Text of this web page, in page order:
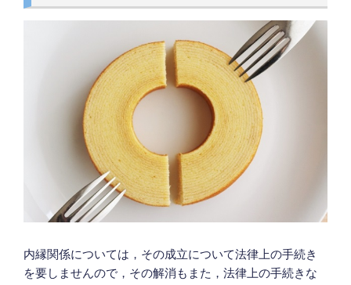
内縁関係については，その成立について法律上の手続き
を要しませんので，その解消もまた，法律上の手続きな